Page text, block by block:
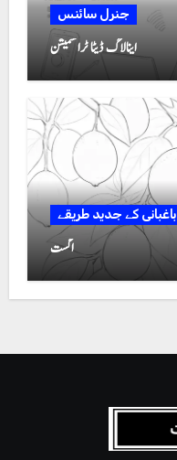
جنرل سائنس
اینالاگ ڈیٹا ٹرانسمیشن
باغبانی کے جدید طریقے
اگست